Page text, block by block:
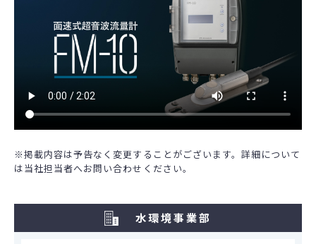
※掲載内容は予告なく変更することがございます。詳細について
は当社担当者へお問い合わせください。
水環境事業部